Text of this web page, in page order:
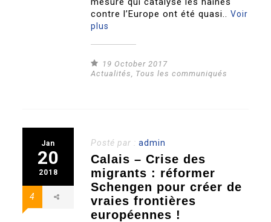
contre l’Europe ont été quasi..Voir
plus
19 October 2017
Actualités, Tous les communiqués
Jan
20
2018
4
Posté par :admin
Calais – Crise des
migrants : réformer
Schengen pour créer de
vraies frontières
européennes !